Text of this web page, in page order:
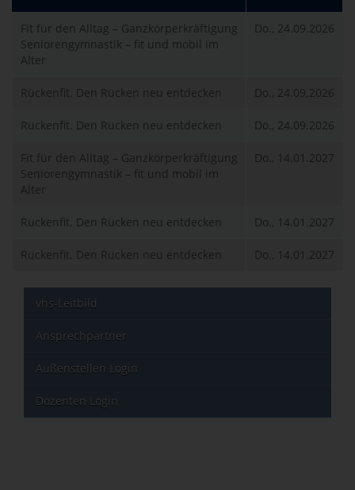
Fit für den Alltag – Ganzkörperkräftigung
Seniorengymnastik – fit und mobil im
Alter
Do., 24.09.2026
Rückenfit. Den Rücken neu entdecken Do., 24.09.2026
Rückenfit. Den Rücken neu entdecken Do., 24.09.2026
Fit für den Alltag – Ganzkörperkräftigung
Seniorengymnastik – fit und mobil im
Alter
Do., 14.01.2027
Rückenfit. Den Rücken neu entdecken Do., 14.01.2027
Rückenfit. Den Rücken neu entdecken Do., 14.01.2027
vhs-Leitbild
Ansprechpartner
Außenstellen Login
Dozenten Login